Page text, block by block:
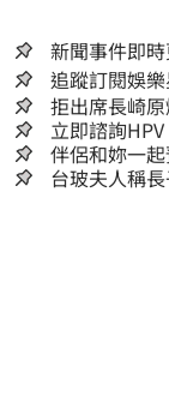
新聞事件即
追蹤訂閱娛
拒出席長崎
施法律戰的
立即諮詢
嫌晚！
伴侶和妳一
台玻夫人稱